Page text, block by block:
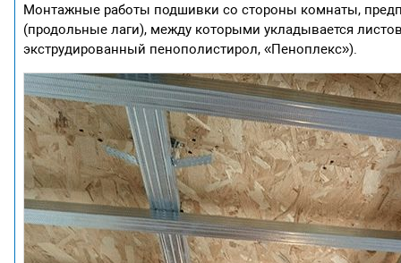
Монтажные работы подшивки со стороны комнаты,
(продольные лаги), между которыми укладывается
экструдированный пенополистирол, «Пеноплекс»).